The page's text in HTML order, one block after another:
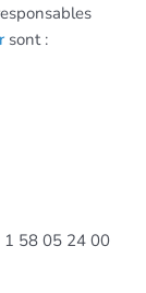
sont :
1 58 05 24 00